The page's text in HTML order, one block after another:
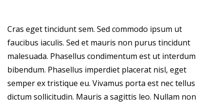
Cras eget tincidunt sem. Sed commodo ipsum ut
faucibus iaculis. Sed et mauris non purus tincidunt
malesuada. Phasellus condimentum est ut interdum
bibendum. Phasellus imperdiet placerat nisl, eget
semper ex tristique eu. Vivamus porta est nec tellus
dictum sollicitudin. Mauris a sagittis leo. Nullam non